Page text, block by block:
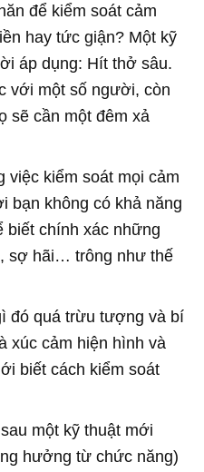
để kiểm soát cảm
hay tức giận? Một kỹ
áp dụng: Hít thở sâu.
với một số người, còn
sẽ cần một đêm xả
việc kiểm soát mọi cảm
bạn không có khả năng
biết chính xác những
sợ hãi… trông như thế
đó quá trừu tượng và bí
xúc cảm hiện hình và
biết cách kiểm soát
một kỹ thuật mới
hưởng từ chức năng)